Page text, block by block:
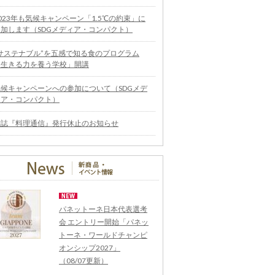
年も気候キャンペーン「1.5℃の約束」に
します（SDGメディア・コンパクト）
ステナブル”を五感で知る食のプログラム
きる力を養う学校」開講
キャンペーンへの参加について（SDGメデ
・コンパクト）
『料理通信』発行休止のお知らせ
パネットーネ日本代表選考
会 エントリー開始「パネッ
トーネ・ワールドチャンピ
オンシップ2027」
（08/07更新）